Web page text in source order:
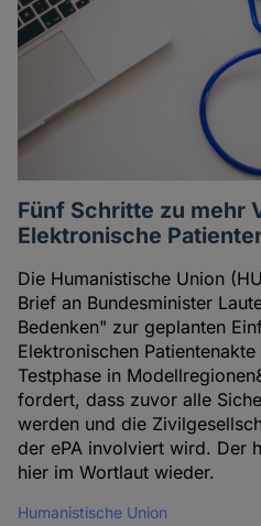
Fünf Schritte zu mehr
Elektronische
Die Humanistische Union
Brief an Bundesminister
Bedenken" zur geplanten
Elektronischen
Testphase in
fordert, dass zuvor alle
werden und die
der ePA involviert wird. Der
hier im Wortlaut wieder.
Humanistische Union